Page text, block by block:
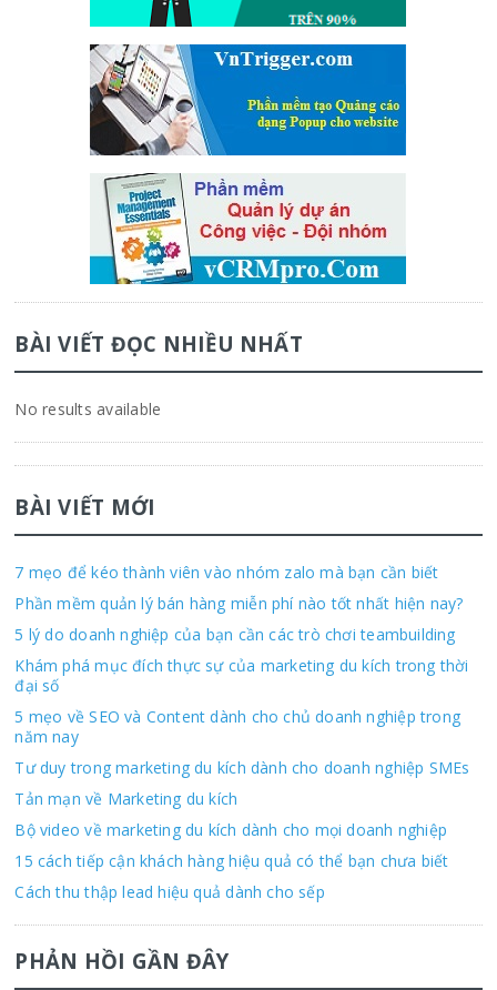
BÀI VIẾT ĐỌC NHIỀU NHẤT
No results available
BÀI VIẾT MỚI
7 mẹo để kéo thành viên vào nhóm zalo mà bạn cần biết
Phần mềm quản lý bán hàng miễn phí nào tốt nhất hiện nay?
5 lý do doanh nghiệp của bạn cần các trò chơi teambuilding
Khám phá mục đích thực sự của marketing du kích trong thời
đại số
5 mẹo về SEO và Content dành cho chủ doanh nghiệp trong
năm nay
Tư duy trong marketing du kích dành cho doanh nghiệp SMEs
Tản mạn về Marketing du kích
Bộ video về marketing du kích dành cho mọi doanh nghiệp
15 cách tiếp cận khách hàng hiệu quả có thể bạn chưa biết
Cách thu thập lead hiệu quả dành cho sếp
PHẢN HỒI GẦN ĐÂY